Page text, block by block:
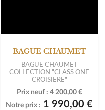
BAGUE CHAUMET
BAGUE CHAUMET
COLLECTION "CLASS ONE
CROISIERE"
Prix neuf : 4 200,00 €
Notre prix : 1 990,00 €